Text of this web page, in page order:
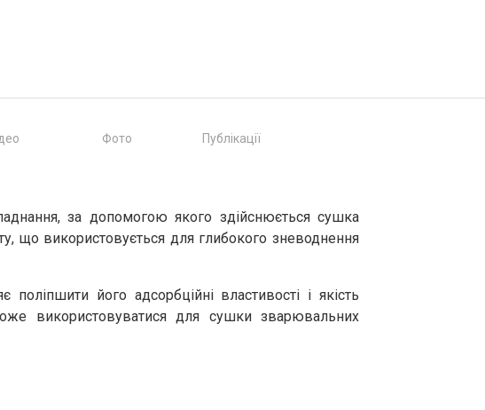
Фото Публікації
за допомогою якого здійснюється сушка
що використовується для глибокого зневоднення
його адсорбційні властивості і якість
використовуватися для сушки зварювальних